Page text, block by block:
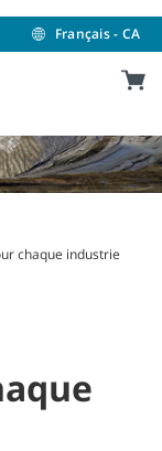
Français - CA
chaque industrie